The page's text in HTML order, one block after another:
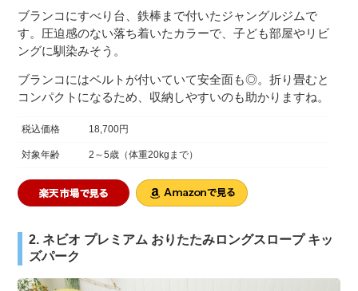
ブランコにすべり台、鉄棒まで付いたジャングルジムで
す。圧迫感のない落ち着いたカラーで、子ども部屋やリビ
ングに馴染みそう。
ブランコにはベルトが付いていて安全面も◎。折り畳むと
コンパクトになるため、収納しやすいのも助かりますね。
税込価格 18,700円
対象年齢 2～5歳（体重20kgまで）
2. ネビオ プレミアム おりたたみロングスロープ キッ
ズパーク